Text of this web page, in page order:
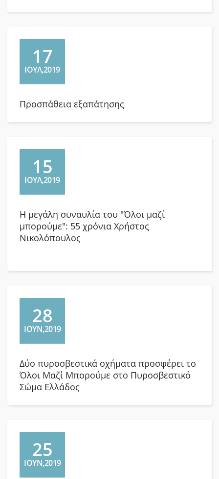
17
ΙΟΥΛ,2019
Προσπάθεια εξαπάτησης
15
ΙΟΥΛ,2019
Η μεγάλη συναυλία του "Όλοι μαζί
μπορούμε": 55 χρόνια Χρήστος
Νικολόπουλος
28
ΙΟΥΝ,2019
Δύο πυροσβεστικά οχήματα προσφέρει το
Όλοι Μαζί Μπορούμε στο Πυροσβεστικό
Σώμα Ελλάδος
25
ΙΟΥΝ,2019